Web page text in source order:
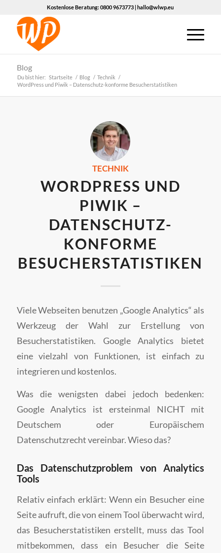
Kostenlose Beratung: 0800 9673773 | hallo@wlwp.eu
Blog
Du bist hier: Startseite / Blog / Technik /
WordPress und Piwik – Datenschutz-konforme Besucherstatistiken
TECHNIK
WORDPRESS UND
PIWIK –
DATENSCHUTZ-
KONFORME
BESUCHERSTATISTIKEN
Viele Webseiten benutzen „Google Analytics“ als
Werkzeug der Wahl zur Erstellung von
Besucherstatistiken. Google Analytics bietet
eine vielzahl von Funktionen, ist einfach zu
integrieren und kostenlos.
Was die wenigsten dabei jedoch bedenken:
Google Analytics ist ersteinmal NICHT mit
Deutschem oder Europäischem
Datenschutzrecht vereinbar. Wieso das?
Das Datenschutzproblem von Analytics
Tools
Relativ einfach erklärt: Wenn ein Besucher eine
Seite aufruft, die von einem Tool überwacht wird,
das Besucherstatistiken erstellt, muss das Tool
mitbekommen, dass ein Besucher die Seite